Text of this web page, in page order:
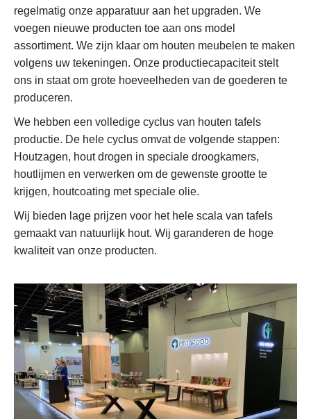
regelmatig onze apparatuur aan het upgraden. We
voegen nieuwe producten toe aan ons model
assortiment. We zijn klaar om houten meubelen te maken
volgens uw tekeningen. Onze productiecapaciteit stelt
ons in staat om grote hoeveelheden van de goederen te
produceren.
We hebben een volledige cyclus van houten tafels
productie. De hele cyclus omvat de volgende stappen:
Houtzagen, hout drogen in speciale droogkamers,
houtlijmen en verwerken om de gewenste grootte te
krijgen, houtcoating met speciale olie.
Wij bieden lage prijzen voor het hele scala van tafels
gemaakt van natuurlijk hout. Wij garanderen de hoge
kwaliteit van onze producten.